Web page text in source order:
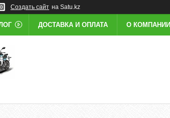
Создать сайт на Satu.kz
ДОСТАВКА И ОПЛАТА О КОМПАНИИ